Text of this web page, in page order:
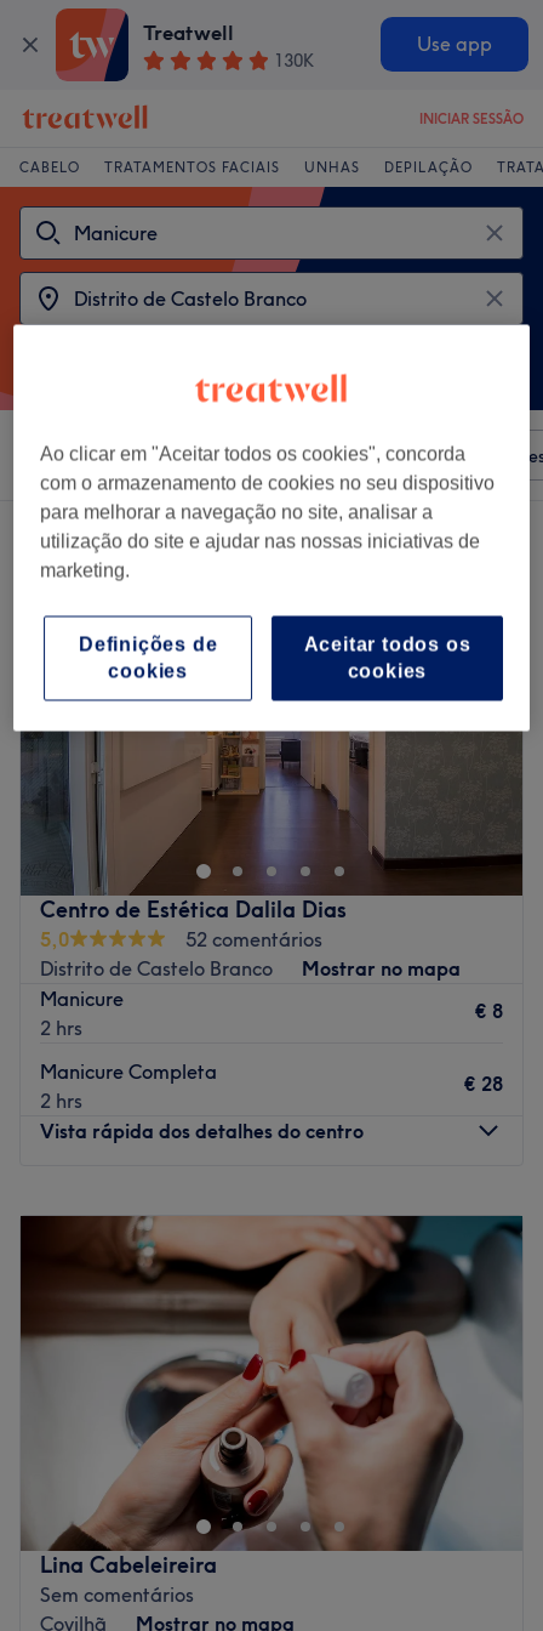
Treatwell
130K
Use app
INICIAR SESSÃO
CABELO TRATAMENTOS FACIAIS UNHAS DEPILAÇÃO
Ordenar por Qualquer preço Salões Ofertas
2 centros que oferecem: manicure em Distrito de Castelo Branco
Centro de Estética Dalila Dias
5,0
52 comentários
Distrito de Castelo Branco
Mostrar no mapa
Manicure
2 hrs
€ 8
Manicure Completa
2 hrs
€ 28
Vista rápida dos detalhes do centro
Terça-feira
09:00 –
Quarta-feira
09:00 –19:00
Quinta-feira
09:00
19:00
Sexta-feira
19:00
Sábado
09:00 17:00
Fechado
O Centro de Estética Dalila Dias situa-se na Praça do
Município, em Oleiros, Castelo Branco. Neste centro vais
poder tratar das tuas mãos, pés ou fazer a depilação a
um preço muito especial. Para quem está a precisar de
relaxar, este centro é o indicado, ao oferecer vários tipos
de massagens, entre elas, a massagem com pindas,
velas, ou uma simples massagem relaxante. Deixa que
Lina Cabeleireira
Sem comentários
Covilhã
Mostrar no mapa
Ao clicar em "Aceitar todos os cookies", concorda
com o armazenamento de cookies no seu dispositivo
para melhorar a navegação no site, analisar a
utilização do site e ajudar nas nossas iniciativas de
marketing.
Aceitar todos os
cookies
Definições de
cookies